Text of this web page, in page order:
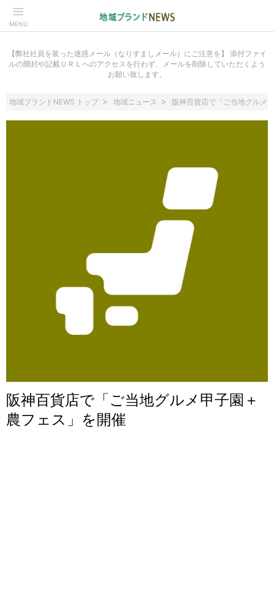
MENU
【弊社社員を装った迷惑メール（なりすましメール）にご注意を】 添付ファイ
ルの開封や記載ＵＲＬへのアクセスを行わず、メールを削除していただくよう
お願い致します。
地域ブランドNEWS トップ 地域ニュース 阪神百貨店で「ご当地グルメ
阪神百貨店で「ご当地グルメ甲子園＋
農フェス」を開催